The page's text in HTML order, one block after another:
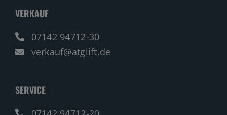
VERKAUF
07142 94712-30
verkauf@atglift.de
SERVICE